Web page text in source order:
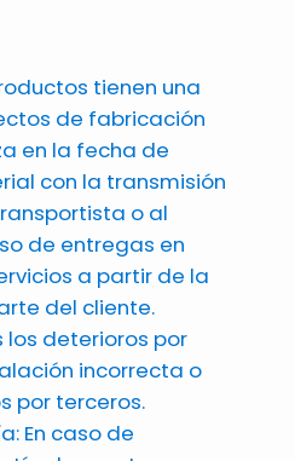
tienen una
de fabricación
en la fecha de
con la transmisión
o al
de entregas en
a partir de la
del cliente.
los deterioros por
incorrecta o
por terceros.
En caso de